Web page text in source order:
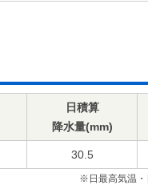
日積算
降水量(mm)
30.5
※日最高気温・